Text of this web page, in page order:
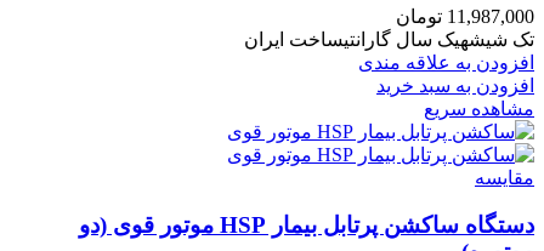
11,987,000 تومان
تک شیشهیک سال گارانتیساخت ایران
افزودن به علاقه مندی
افزودن به سبد خرید
مشاهده سریع
مقایسه
دستگاه ساکشن پرتابل بیمار HSP موتور قوی (دو